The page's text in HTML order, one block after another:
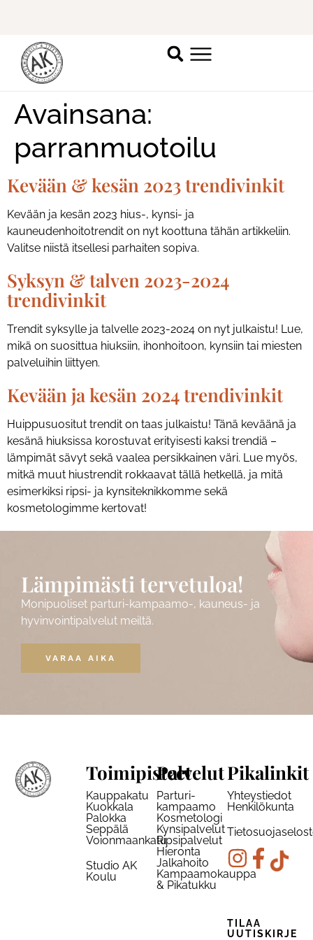
Uusi Seppälän liike on auennut! Lisätietoja
Avainsana:
parranmuotoilu
Kevään & kesän 2023 trendivinkit
Kevään ja kesän 2023 hius-, kynsi- ja
kauneudenhoitotrendit on nyt koottuna tähän artikkeliin.
Valitse niistä itsellesi parhaiten sopiva.
Syksyn & talven 2023-2024
trendivinkit
Trendit syksylle ja talvelle 2023-2024 on nyt julkaistu! Lue,
mikä on suosittua hiuksiin, ihonhoitoon, kynsiin tai miesten
palveluihin liittyen.
Kevään ja kesän 2024 trendivinkit
Huippusuositut trendit on taas julkaistu! Tänä keväänä ja
kesänä hiuksissa korostuvat erityisesti kaksi trendiä –
lämpimät sävyt sekä vaalea persikkainen väri. Lue myös,
mitkä muut hiustrendit rokkaavat tällä hetkellä, ja mitä
esimerkiksi ripsi- ja kynsiteknikkomme sekä
kosmetologimme kertovat!
Lämpimästi tervetuloa!
Monipuoliset parturi-kampaamo-, kauneus- ja
hyvinvointipalvelut meiltä.
VARAA AIKA
Toimipisteet
Kauppakatu
Kuokkala
Palokka
Seppälä
Voionmaankatu
Studio AK
Koulu
Palvelut
Parturi-
kampaamo
Kosmetologi
Kynsipalvelut
Ripsipalvelut
Hieronta
Jalkahoito
Kampaamokauppa
& Pikatukku
Pikalinkit
Yhteystiedot
Henkilökunta
TILAA
UUTISKIRJE